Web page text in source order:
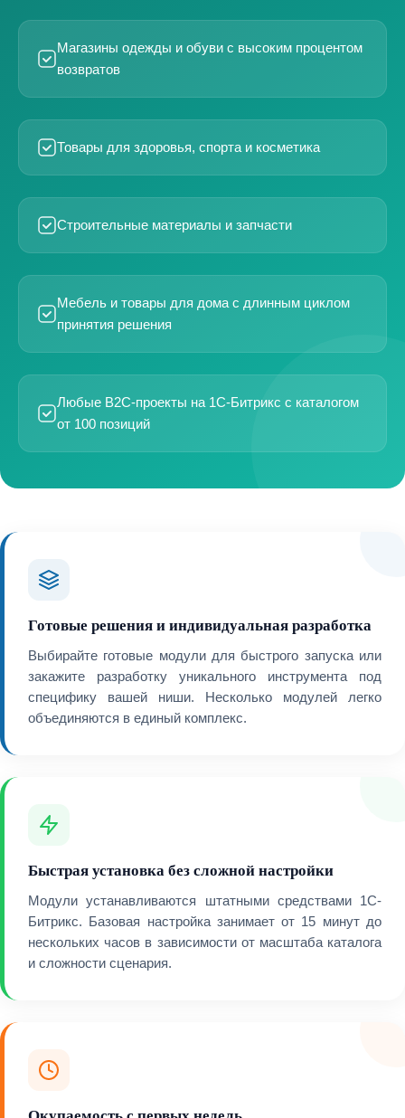
Магазины одежды и обуви с высоким процентом
возвратов
Товары для здоровья, спорта и косметика
Строительные материалы и запчасти
Мебель и товары для дома с длинным циклом
принятия решения
Любые B2C-проекты на 1С-Битрикс с каталогом
от 100 позиций
Готовые решения и индивидуальная разработка
Выбирайте готовые модули для быстрого запуска или
закажите разработку уникального инструмента под
специфику вашей ниши. Несколько модулей легко
объединяются в единый комплекс.
Быстрая установка без сложной настройки
Модули устанавливаются штатными средствами 1С-
Битрикс. Базовая настройка занимает от 15 минут до
нескольких часов в зависимости от масштаба каталога
и сложности сценария.